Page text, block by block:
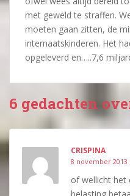
met geweld te straffen.
moeten gaan zitten, de
internaatskinderen. Het
opgeleverd en…..7,6
6 gedachten
CRISPINA
8 november 2013
of wellicht het